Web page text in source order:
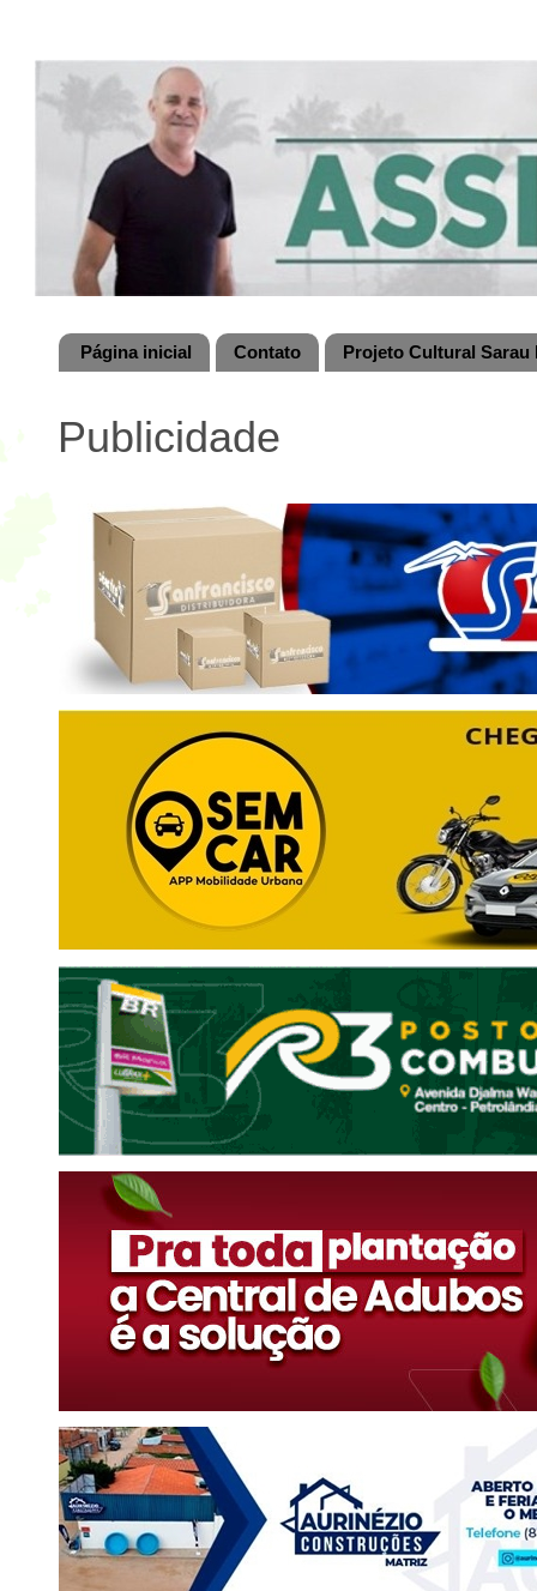
Página inicial Contato Projeto Cultural
Publicidade